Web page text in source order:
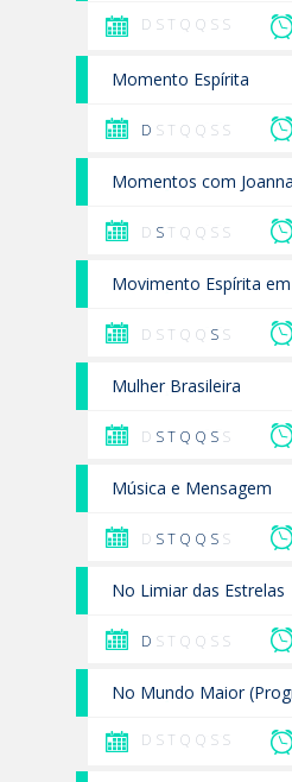
D S T Q Q S S
Momento Espírita
D S T Q Q S S
Momentos com
D S T Q Q S S
Movimento Espírita
D S T Q Q S S
Mulher Brasileira
D ST Q Q S S
Música e Mensagem
D ST Q Q S S
No Limiar das Estrelas
D S T Q Q S S
No Mundo Maior
D S T Q Q S S